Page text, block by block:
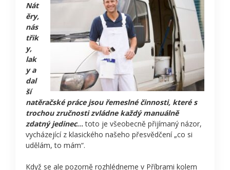
Nát
ěry,
nás
třik
y,
lak
y a
dal
ší
natěračské práce jsou řemeslné činnosti, které s
trochou zručnosti zvládne každý manuálně
zdatný jedinec… toto je všeobecně přijímaný názor,
vycházející z klasického našeho přesvědčení „co si
udělám, to mám“.
Když se ale pozorně rozhlédneme v Příbrami kolem